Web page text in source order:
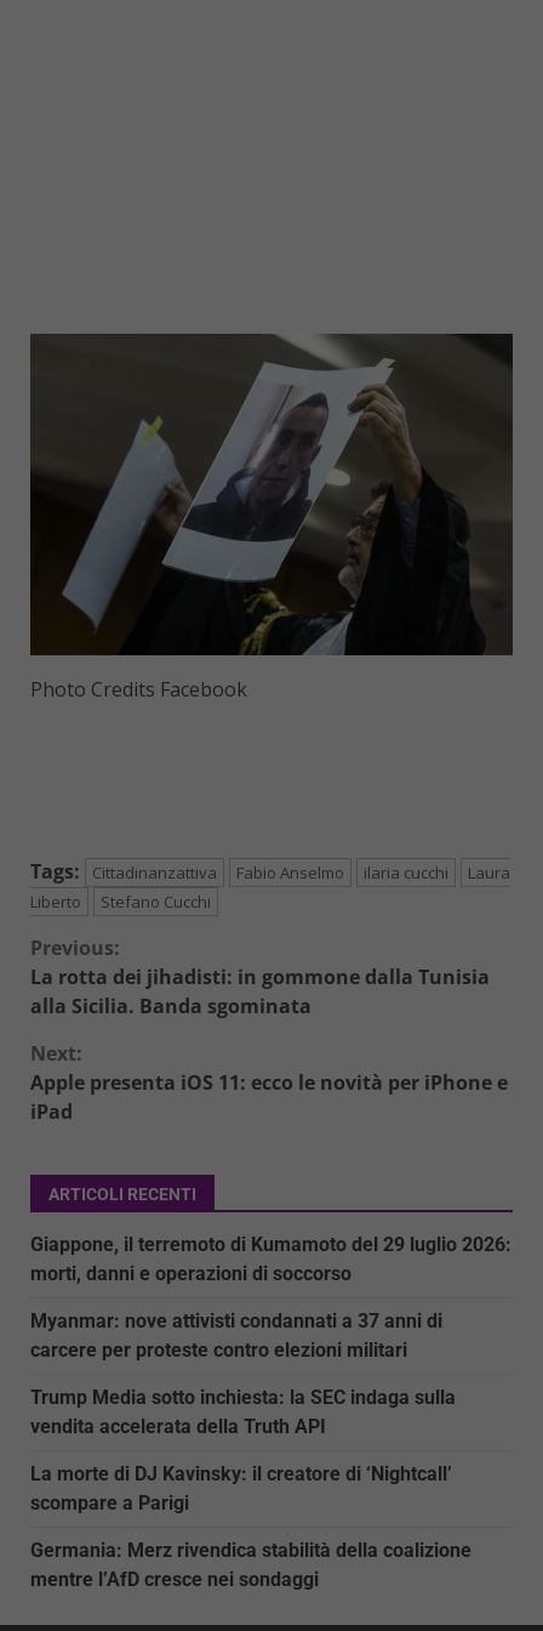
Photo Credits Facebook
Tags: Cittadinanzattiva Fabio Anselmo ilaria cucchi
Laura
Liberto
Stefano Cucchi
Continue
Reading
Previous:
La rotta dei jihadisti: in gommone dalla Tunisia
alla Sicilia. Banda sgominata
Next:
Apple presenta iOS 11: ecco le novità per iPhone e
iPad
ARTICOLI RECENTI
Giappone, il terremoto di Kumamoto del 29 luglio 2026:
morti, danni e operazioni di soccorso
Myanmar: nove attivisti condannati a 37 anni di
carcere per proteste contro elezioni militari
Trump Media sotto inchiesta: la SEC indaga sulla
vendita accelerata della Truth API
La morte di DJ Kavinsky: il creatore di ‘Nightcall’
scompare a Parigi
Germania: Merz rivendica stabilità della coalizione
mentre l’AfD cresce nei sondaggi